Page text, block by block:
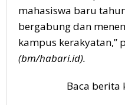
mahasiswa baru
bergabung dan
kampus kerakyatan,”
(bm/habari.id).
Baca berita